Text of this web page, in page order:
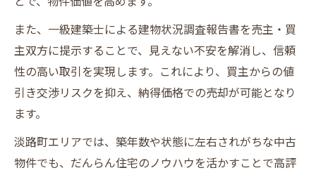
また、一級建築士による建物状況調査報告書を売主・買
主双方に提示することで、見えない不安を解消し、信頼
性の高い取引を実現します。これにより、買主からの値
引き交渉リスクを抑え、納得価格での売却が可能となり
ます。
淡路町エリアでは、築年数や状態に左右されがちな中古
物件でも、だんらん住宅のノウハウを活かすことで高評